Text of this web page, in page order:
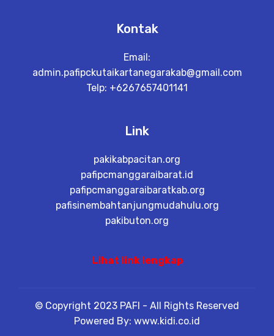
Kontak
Email:
admin.pafipckutaikartanegarakab@gmail.com
Telp: +6267657401141
Link
pakikabpacitan.org
pafipcmanggaraibarat.id
pafipcmanggaraibaratkab.org
pafisinembahtanjungmudahulu.org
pakibuton.org
Lihat link lengkap
© Copyright 2023 PAFI - All Rights Reserved
Powered By: www.kidi.co.id